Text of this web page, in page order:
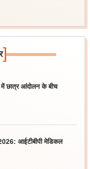
]
आंदोलन के बीच
आईटीबीपी मेडिकल